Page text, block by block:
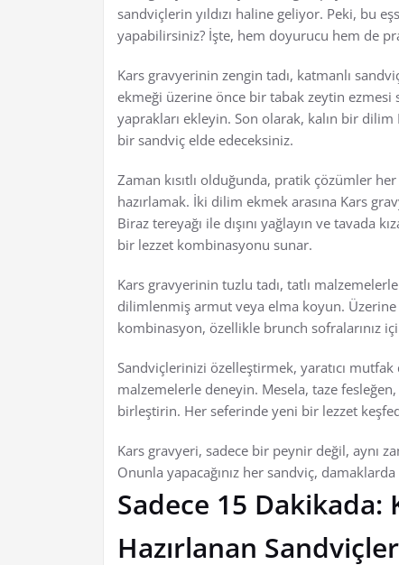
sandviçlerin yıldızı haline geliyor. Peki, bu
yapabilirsiniz? İşte, hem doyurucu hem de
Kars gravyerinin zengin tadı, katmanlı
ekmeği üzerine önce bir tabak zeytin
yaprakları ekleyin. Son olarak, kalın bir
bir sandviç elde edeceksiniz.
Zaman kısıtlı olduğunda, pratik çözümler
hazırlamak. İki dilim ekmek arasına Kars
Biraz tereyağı ile dışını yağlayın ve tavada
bir lezzet kombinasyonu sunar.
Kars gravyerinin tuzlu tadı, tatlı
dilimlenmiş armut veya elma koyun.
kombinasyon, özellikle brunch sofralarınız
Sandviçlerinizi özelleştirmek, yaratıcı
malzemelerle deneyin. Mesela, taze
birleştirin. Her seferinde yeni bir lezzet
Kars gravyeri, sadece bir peynir değil, aynı
Onunla yapacağınız her sandviç,
Sadece 15 Dakikada:
Hazırlanan Sandviçler